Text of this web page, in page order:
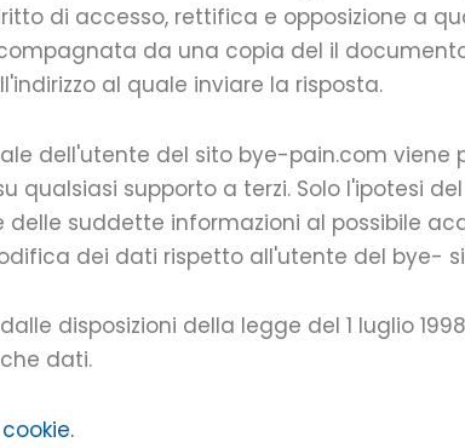
di accesso, rettifica e opposizione a
da una copia del il
al quale inviare la risposta.
dell'utente del sito bye-pain.com
supporto a terzi. Solo l'ipotesi del
delle suddette informazioni al possibile
dei dati rispetto all'utente del bye-
disposizioni della legge del 1 luglio
dati.